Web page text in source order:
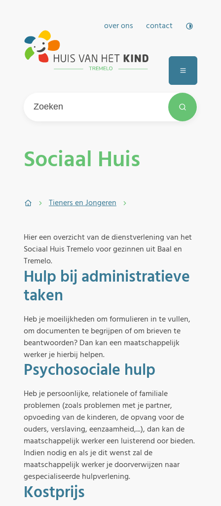
Huis van het kind Tremeloover ons contact Hoog
Zoeken
Menu
Sociaal Huis
StartpaginaTieners en Jongeren
Hier een overzicht van de dienstverlening van het
Sociaal Huis Tremelo voor gezinnen uit Baal en
Tremelo.
Hulp bij administratieve
taken
Heb je moeilijkheden om formulieren in te vullen,
om documenten te begrijpen of om brieven te
beantwoorden? Dan kan een maatschappelijk
werker je hierbij helpen.
Psychosociale hulp
Heb je persoonlijke, relationele of familiale
problemen (zoals problemen met je partner,
opvoeding van de kinderen, de opvang voor de
ouders, verslaving, eenzaamheid,...), dan kan de
maatschappelijk werker een luisterend oor bieden.
Indien nodig en als je dit wenst zal de
maatschappelijk werker je doorverwijzen naar
gespecialiseerde hulpverlening.
Kostprijs